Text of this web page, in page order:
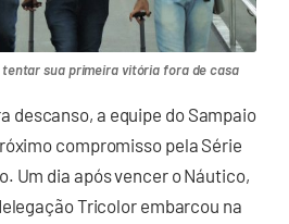
sua primeira vitória fora de casa
descanso, a equipe do Sampaio
compromisso pela Série
Um dia após vencer o Náutico,
Tricolor embarcou na